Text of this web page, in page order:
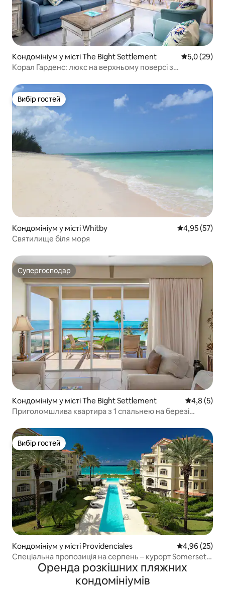
Кондомініум у місті The Bight Settlement Середня
5,0 (29)
Корал Гарденс: люкс на верхньому поверсі з
Вибір гостей
Вибір гостей
Кондомініум у місті Whitby Середня
4,95 (57)
Святилище біля моря
Супергосподар
Супергосподар
Кондомініум у місті The Bight Settlement Середня
4,8 (5)
Приголомшлива квартира з 1 спальнею на березі
Вибір гостей
Вибір гостей
Кондомініум у місті Providenciales Середня
4,96 (25)
Спеціальна пропозиція на серпень – курорт Somerset
Grace Bay 5*Оренда розкішних пляжних
кондомініумів